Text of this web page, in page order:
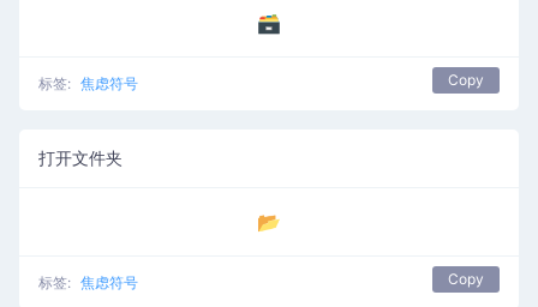
🗃️
标签: 焦虑符号 Copy
打开文件夹
📂
标签: 焦虑符号 Copy